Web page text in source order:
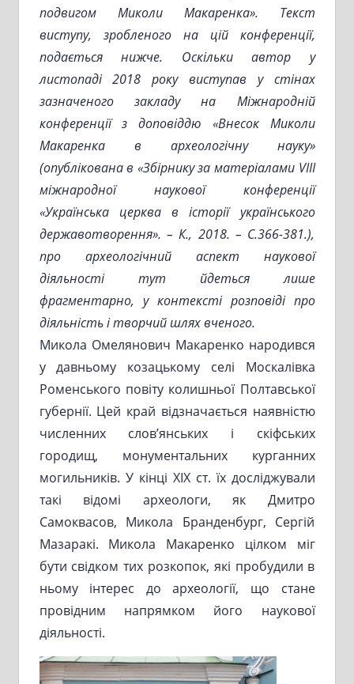
подвигом Миколи Макаренка». Текст
виступу, зробленого на цій конференції,
подається нижче. Оскільки автор у
листопаді 2018 року виступав у стінах
зазначеного закладу на Міжнародній
конференції з доповіддю «Внесок Миколи
Макаренка в археологічну науку»
(опублікована в «Збірнику за матеріалами VIII
міжнародної наукової конференції
«Українська церква в історії українського
державотворення». – К., 2018. – С.366-381.),
про археологічний аспект наукової
діяльності тут йдеться лише
фрагментарно, у контексті розповіді про
діяльність і творчий шлях вченого.
Микола Омелянович Макаренко народився
у давньому козацькому селі Москалівка
Роменського повіту колишньої Полтавської
губернії. Цей край відзначається наявністю
численних слов’янських і скіфських
городищ, монументальних курганних
могильників. У кінці ХІХ ст. їх досліджували
такі відомі археологи, як Дмитро
Самоквасов, Микола Бранденбург, Сергій
Мазаракі. Микола Макаренко цілком міг
бути свідком тих розкопок, які пробудили в
ньому інтерес до археології, що стане
провідним напрямком його наукової
діяльності.